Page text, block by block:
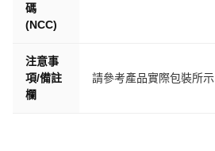
碼
(NCC)
注意事
項/備註
欄
請參考產品實際包裝所示